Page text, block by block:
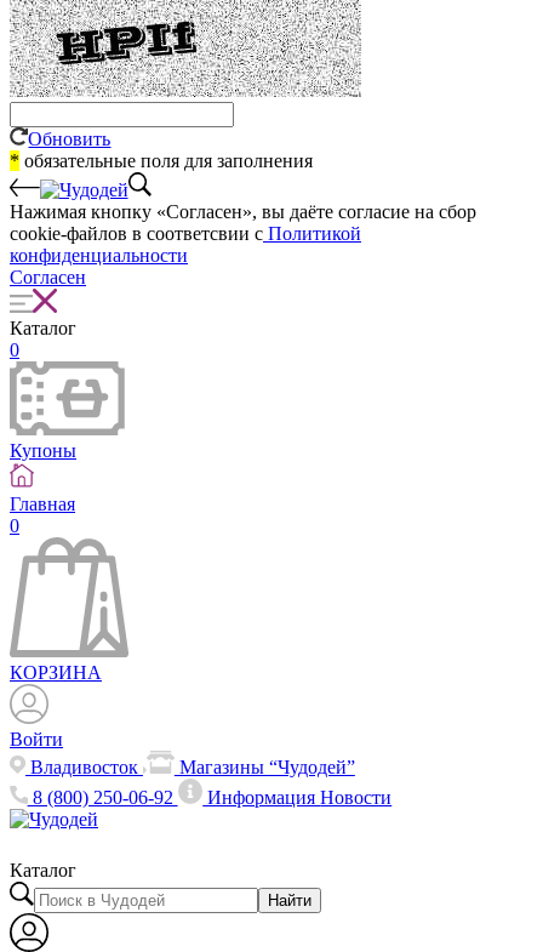
Обновить
* обязательные поля для заполнения
Нажимая кнопку «Согласен», вы даёте cогласие на сбор
cookie-файлов в соответсвии с Политикой
конфиденциальности
Согласен
Каталог
0
Купоны
Главная
0
КОРЗИНА
Войти
Владивосток
Магазины “Чудодей”
8 (800) 250-06-92
ИнформацияНовости
Каталог
Найти